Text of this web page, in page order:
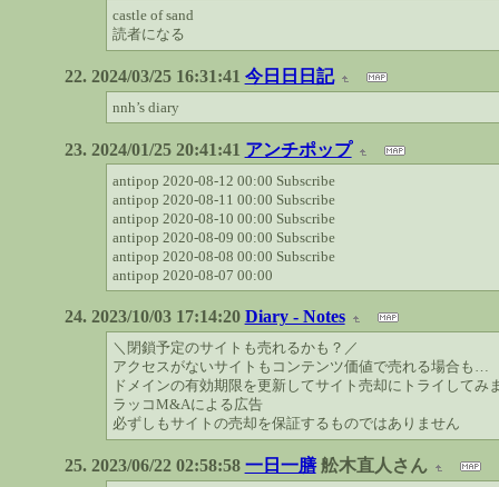
castle of sand
読者になる
2024/03/25 16:31:41 今日日日記
nnh’s diary
2024/01/25 20:41:41 アンチポップ
antipop 2020-08-12 00:00 Subscribe
antipop 2020-08-11 00:00 Subscribe
antipop 2020-08-10 00:00 Subscribe
antipop 2020-08-09 00:00 Subscribe
antipop 2020-08-08 00:00 Subscribe
antipop 2020-08-07 00:00
2023/10/03 17:14:20 Diary - Notes
＼閉鎖予定のサイトも売れるかも？／
アクセスがないサイトもコンテンツ価値で売れる場合も…
ドメインの有効期限を更新してサイト売却にトライしてみ
ラッコM&Aによる広告
必ずしもサイトの売却を保証するものではありません
2023/06/22 02:58:58 一日一膳 舩木直人さん